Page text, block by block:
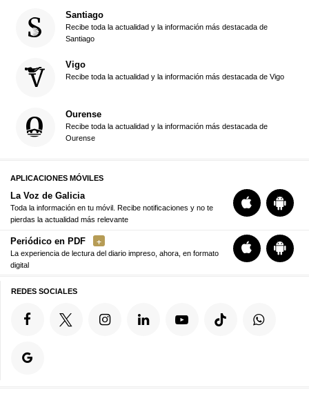
Santiago
Recibe toda la actualidad y la información más destacada de
Santiago
Vigo
Recibe toda la actualidad y la información más destacada de Vigo
Ourense
Recibe toda la actualidad y la información más destacada de
Ourense
APLICACIONES MÓVILES
La Voz de Galicia
Toda la información en tu móvil. Recibe notificaciones y no te
pierdas la actualidad más relevante
Periódico en PDF
La experiencia de lectura del diario impreso, ahora, en formato
digital
REDES SOCIALES